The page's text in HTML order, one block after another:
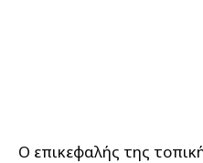
Ο επικεφαλής της